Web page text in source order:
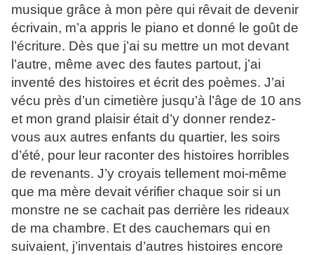
musique grâce à mon père qui rêvait de devenir
écrivain, m’a appris le piano et donné le goût de
l’écriture. Dès que j’ai su mettre un mot devant
l’autre, même avec des fautes partout, j’ai
inventé des histoires et écrit des poèmes. J’ai
vécu près d’un cimetière jusqu’à l’âge de 10 ans
et mon grand plaisir était d’y donner rendez-
vous aux autres enfants du quartier, les soirs
d’été, pour leur raconter des histoires horribles
de revenants. J’y croyais tellement moi-même
que ma mère devait vérifier chaque soir si un
monstre ne se cachait pas derrière les rideaux
de ma chambre. Et des cauchemars qui en
suivaient, j’inventais d’autres histoires encore